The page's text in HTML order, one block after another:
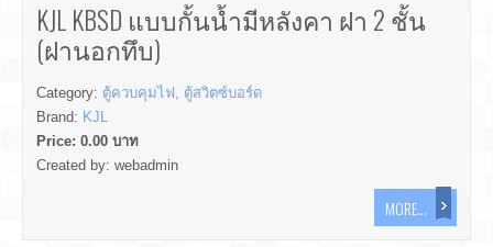
KJL KBSD แบบกั้นน้ำมีหลังคา ฝา 2 ชั้น
(ฝานอกทึบ)
Category: ตู้ควบคุมไฟ, ตู้สวิตซ์บอร์ด
Brand: KJL
Price: 0.00 บาท
Created by: webadmin
MORE...